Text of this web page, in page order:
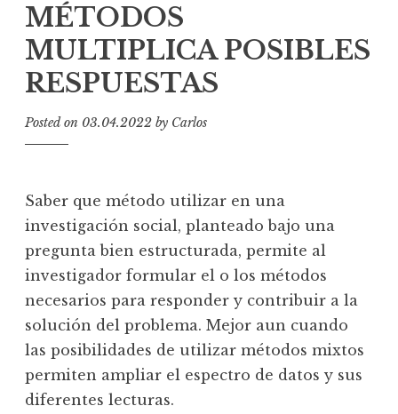
n
t
MÉTODOS
MULTIPLICA POSIBLES
RESPUESTAS
Posted on 03.04.2022 by Carlos
Saber que método utilizar en una
investigación social, planteado bajo una
pregunta bien estructurada, permite al
investigador formular el o los métodos
necesarios para responder y contribuir a la
solución del problema. Mejor aun cuando
las posibilidades de utilizar métodos mixtos
permiten ampliar el espectro de datos y sus
diferentes lecturas.